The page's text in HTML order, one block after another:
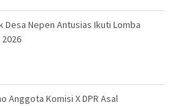
Desa Nepen Antusias Ikuti Lomba
Anggota Komisi X DPR Asal